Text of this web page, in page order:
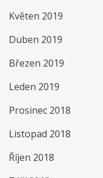
Květen 2019
Duben 2019
Březen 2019
Leden 2019
Prosinec 2018
Listopad 2018
Říjen 2018